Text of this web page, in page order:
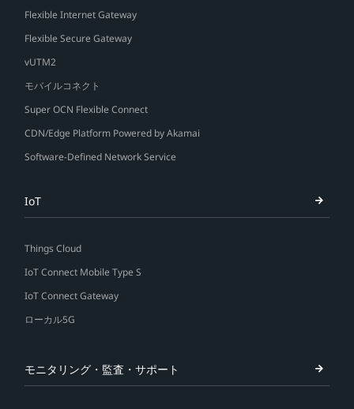
Flexible Internet Gateway
Flexible Secure Gateway
vUTM2
モバイルコネクト
Super OCN Flexible Connect
CDN/Edge Platform Powered by Akamai
Software-Defined Network Service
IoT
Things Cloud
IoT Connect Mobile Type S
IoT Connect Gateway
ローカル5G
モニタリング・監査・サポート